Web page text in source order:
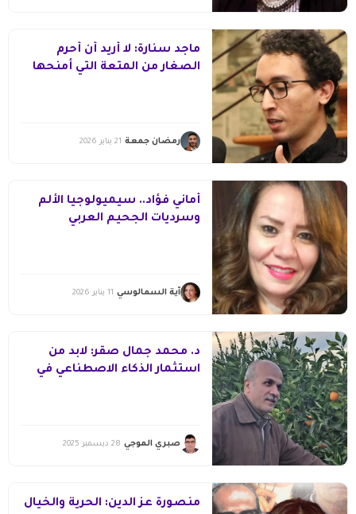
ماجد سنارة: لا أريد أن أحرم
الصغار من المتعة التي أمنحها
رمضان جمعة 21 يناير 2026
أماني فؤاد.. سيميولوجيا الألم
وسرديات الجحيم العربي
آية السمالوسي 11 يناير 2026
د. محمد جمال صقر: لابد من
استثمار الذكاء الاصطناعي في
صبري الموجي 28 ديسمبر 2025
منصورة عز الدين: الحرية والخيال